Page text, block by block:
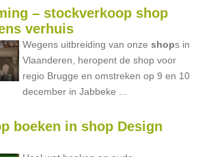
– stockverkoop shop
verhuis
Wegens uitbreiding van onzeshops in
Vlaanderen, heropent de shop voor
regio Brugge en omstreken op 9 en 10
december in Jabbeke ...
boeken in shop Design